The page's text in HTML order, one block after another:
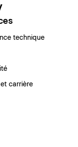
technique
et carrière